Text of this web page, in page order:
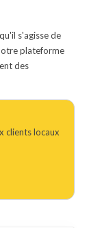
s'agisse de
plateforme
des
clients locaux